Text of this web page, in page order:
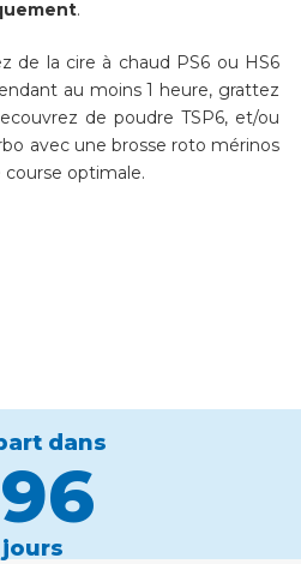
.
de la cire à chaud PS6 ou HS6
au moins 1 heure, grattez
de poudre TSP6, et/ou
avec une brosse roto mérinos
optimale.
dans
jours